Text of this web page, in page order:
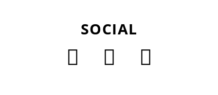
SOCIAL